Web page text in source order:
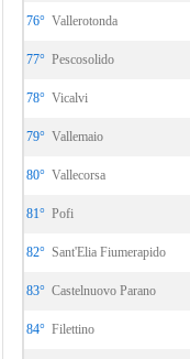
76° Vallerotonda
77° Pescosolido
78° Vicalvi
79° Vallemaio
80° Vallecorsa
81° Pofi
82° Sant'Elia Fiumerapido
83° Castelnuovo Parano
84° Filettino